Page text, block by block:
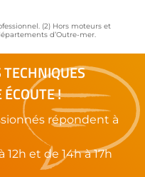
(2) Hors moteurs et
d’Outre-mer.
!
répondent à
et de 14h à 17h